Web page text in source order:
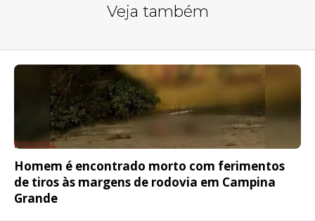
Veja também
POLICIAL
Homem é encontrado morto com ferimentos
de tiros às margens de rodovia em Campina
Grande